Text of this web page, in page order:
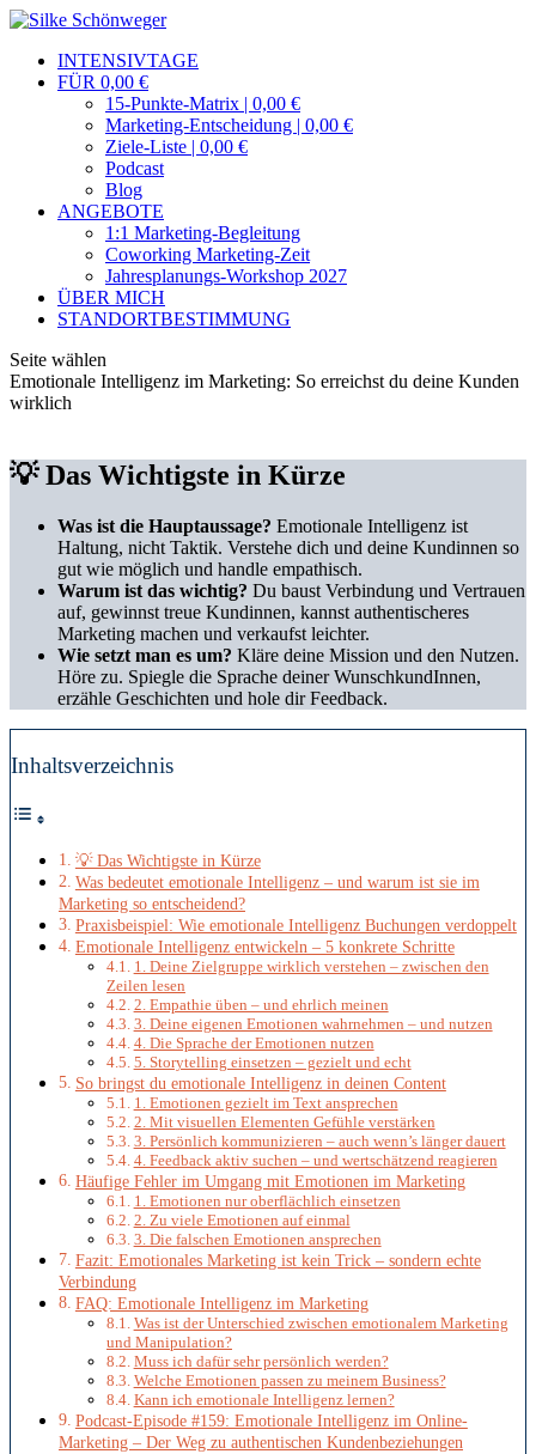
INTENSIVTAGE
FÜR 0,00 €
15-Punkte-Matrix | 0,00 €
Marketing-Entscheidung | 0,00 €
Ziele-Liste | 0,00 €
Podcast
Blog
ANGEBOTE
1:1 Marketing-Begleitung
Coworking Marketing-Zeit
Jahresplanungs-Workshop 2027
ÜBER MICH
STANDORTBESTIMMUNG
Seite wählen
Emotionale Intelligenz im Marketing: So erreichst du deine Kunden
wirklich
💡 Das Wichtigste in Kürze
Was ist die Hauptaussage? Emotionale Intelligenz ist
Haltung, nicht Taktik. Verstehe dich und deine Kundinnen so
gut wie möglich und handle empathisch.
Warum ist das wichtig? Du baust Verbindung und Vertrauen
auf, gewinnst treue Kundinnen, kannst authentischeres
Marketing machen und verkaufst leichter.
Wie setzt man es um? Kläre deine Mission und den Nutzen.
Höre zu. Spiegle die Sprache deiner WunschkundInnen,
erzähle Geschichten und hole dir Feedback.
Inhaltsverzeichnis
💡 Das Wichtigste in Kürze
Was bedeutet emotionale Intelligenz – und warum ist sie im
Marketing so entscheidend?
Praxisbeispiel: Wie emotionale Intelligenz Buchungen verdoppelt
Emotionale Intelligenz entwickeln – 5 konkrete Schritte
1. Deine Zielgruppe wirklich verstehen – zwischen den
Zeilen lesen
2. Empathie üben – und ehrlich meinen
3. Deine eigenen Emotionen wahrnehmen – und nutzen
4. Die Sprache der Emotionen nutzen
5. Storytelling einsetzen – gezielt und echt
So bringst du emotionale Intelligenz in deinen Content
1. Emotionen gezielt im Text ansprechen
2. Mit visuellen Elementen Gefühle verstärken
3. Persönlich kommunizieren – auch wenn’s länger dauert
4. Feedback aktiv suchen – und wertschätzend reagieren
Häufige Fehler im Umgang mit Emotionen im Marketing
1. Emotionen nur oberflächlich einsetzen
2. Zu viele Emotionen auf einmal
3. Die falschen Emotionen ansprechen
Fazit: Emotionales Marketing ist kein Trick – sondern echte
Verbindung
FAQ: Emotionale Intelligenz im Marketing
Was ist der Unterschied zwischen emotionalem Marketing
und Manipulation?
Muss ich dafür sehr persönlich werden?
Welche Emotionen passen zu meinem Business?
Kann ich emotionale Intelligenz lernen?
Podcast-Episode #159: Emotionale Intelligenz im Online-
Marketing – Der Weg zu authentischen Kundenbeziehungen